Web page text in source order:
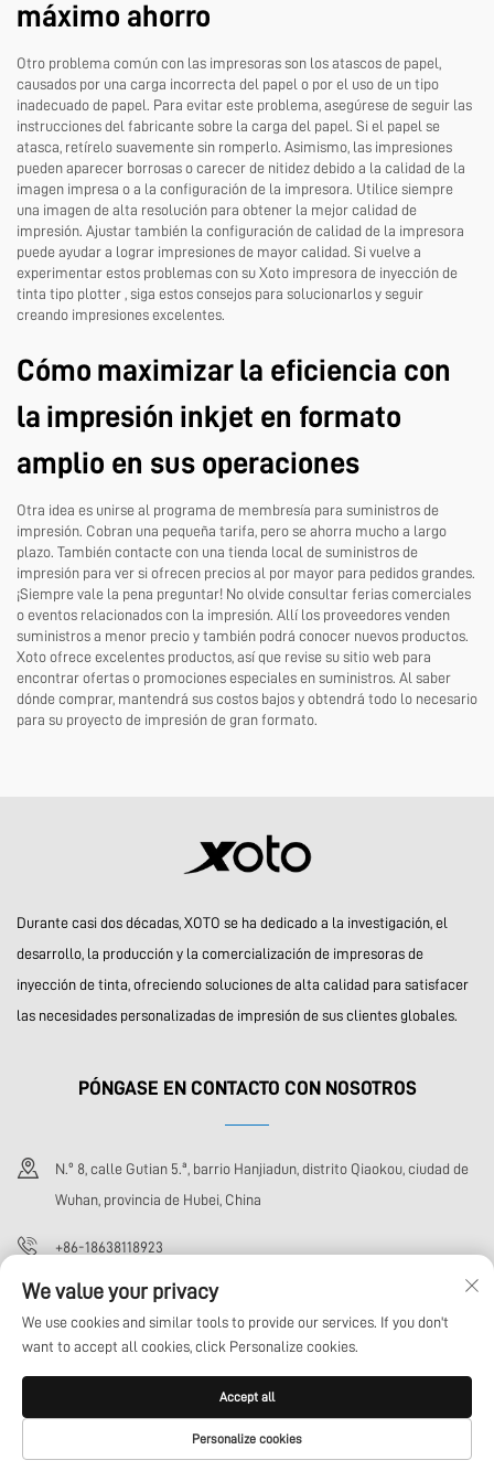
máximo ahorro
Otro problema común con las impresoras son los atascos de papel,
causados por una carga incorrecta del papel o por el uso de un tipo
inadecuado de papel. Para evitar este problema, asegúrese de seguir las
instrucciones del fabricante sobre la carga del papel. Si el papel se
atasca, retírelo suavemente sin romperlo. Asimismo, las impresiones
pueden aparecer borrosas o carecer de nitidez debido a la calidad de la
imagen impresa o a la configuración de la impresora. Utilice siempre
una imagen de alta resolución para obtener la mejor calidad de
impresión. Ajustar también la configuración de calidad de la impresora
puede ayudar a lograr impresiones de mayor calidad. Si vuelve a
experimentar estos problemas con su Xoto impresora de inyección de
tinta tipo plotter , siga estos consejos para solucionarlos y seguir
creando impresiones excelentes.
Cómo maximizar la eficiencia con
la impresión inkjet en formato
amplio en sus operaciones
Otra idea es unirse al programa de membresía para suministros de
impresión. Cobran una pequeña tarifa, pero se ahorra mucho a largo
plazo. También contacte con una tienda local de suministros de
impresión para ver si ofrecen precios al por mayor para pedidos grandes.
¡Siempre vale la pena preguntar! No olvide consultar ferias comerciales
o eventos relacionados con la impresión. Allí los proveedores venden
suministros a menor precio y también podrá conocer nuevos productos.
Xoto ofrece excelentes productos, así que revise su sitio web para
encontrar ofertas o promociones especiales en suministros. Al saber
dónde comprar, mantendrá sus costos bajos y obtendrá todo lo necesario
para su proyecto de impresión de gran formato.
Durante casi dos décadas, XOTO se ha dedicado a la investigación, el
desarrollo, la producción y la comercialización de impresoras de
inyección de tinta, ofreciendo soluciones de alta calidad para satisfacer
las necesidades personalizadas de impresión de sus clientes globales.
PÓNGASE EN CONTACTO CON NOSOTROS
N.º 8, calle Gutian 5.ª, barrio Hanjiadun, distrito Qiaokou, ciudad de
Wuhan, provincia de Hubei, China
+86-18638118923
[email protected]
Derechos de autor © Wuhan Xoto Technology Co., Ltd. Todos los derechos
Política de privacidad
CORREO
We value your privacy
We use cookies and similar tools to provide our services. If you don't
want to accept all cookies, click Personalize cookies.
Personalize cookies
Accept all